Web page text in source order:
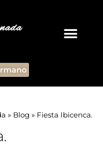
» Blog » Fiesta Ibicenca.